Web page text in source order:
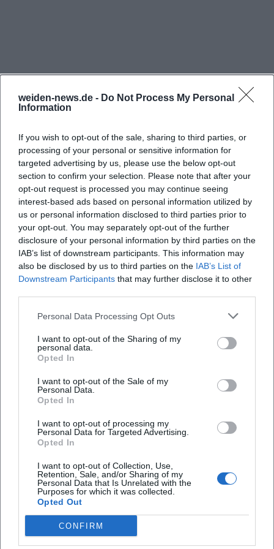
weiden-news.de - Do Not Process My Personal
Information
If you wish to opt-out of the sale, sharing to third parties, or
processing of your personal or sensitive information for
targeted advertising by us, please use the below opt-out
section to confirm your selection. Please note that after your
opt-out request is processed you may continue seeing
interest-based ads based on personal information utilized by
us or personal information disclosed to third parties prior to
your opt-out. You may separately opt-out of the further
disclosure of your personal information by third parties on the
IAB’s list of downstream participants. This information may
also be disclosed by us to third parties on the IAB’s List of
Downstream Participants that may further disclose it to other
Personal Data Processing Opt Outs
I want to opt-out of the Sharing of my
personal data.
Opted In
I want to opt-out of the Sale of my
Personal Data.
Opted In
I want to opt-out of processing my
Personal Data for Targeted Advertising.
Opted In
I want to opt-out of Collection, Use,
Retention, Sale, and/or Sharing of my
Personal Data that Is Unrelated with the
Purposes for which it was collected.
Opted Out
CONFIRM
entscheidend für den Planungsrahmen, denn sie
beschreibt die Bestuhlungs- und
Bewegungsflächen im Saal und berücksichtigt
oder Fotopoints. Für Feiern in diesem Rahmen sind
Tische, Stühle und Stehtische vorhanden, sodass
ohne externen Mietaufwand eine vollständige
Grundausstattung bereitsteht. Eine feste,
nummerierte Platzordnung ist nicht vorgesehen;
dadurch entstehen vielfältige
Bestuhlungsvarianten, von langen Tafeln über
runde Tische bis zu kombinierten Lösungen mit
Stehtischen für den Empfang. Die Bar im Saal
erleichtert den Servicefluss und sorgt dafür, dass
Getränke ohne weite Wege verfügbar sind. Ergänzt
wird das Innengeschehen durch den Hofbereich
und den Blick ins Grüne, der sich ideal für den
Trauung und Dinner eignet. Besonders für
Hochzeiten ist diese Mischung aus drinnen und
draußen wertvoll, weil sie das Fest dynamischer
macht und natürliche Übergänge schafft. Aus
Räumlichkeiten vor allem für Feiern bis zur
empfohlenen Größe sehr gut funktionieren,
während eine deutliche Überschreitung der 100er
Marke die Bewegungsflächen verringert und damit
die Abläufe beengt. Für Gastgeberinnen und
Häufig gestellte Fragen
Wie viele Gäste passen in den Butterhof Festsaal?
Ist eine freie Trauung direkt am Butterhof
Wo kann ich beim Butterhof Festsaal parken?
Welche Ausstattung ist vorhanden?
Wie kann ich eine Besichtigung oder Buchung
anfragen?
Gibt es einen festen Sitzplan mit nummerierten
Bewertungen